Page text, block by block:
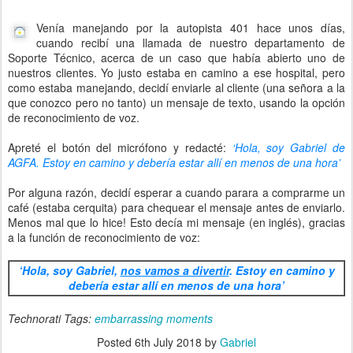
Venía manejando por la autopista 401 hace unos días,
cuando recibí una llamada de nuestro departamento de
Soporte Técnico, acerca de un caso que había abierto uno de
nuestros clientes. Yo justo estaba en camino a ese hospital, pero
como estaba manejando, decidí enviarle al cliente (una señora a la
que conozco pero no tanto) un mensaje de texto, usando la opción
de reconocimiento de voz.
Apreté el botón del micrófono y redacté: ‘Hola, soy Gabriel de
AGFA. Estoy en camino y debería estar allí en menos de una hora’
Por alguna razón, decidí esperar a cuando parara a comprarme un
café (estaba cerquita) para chequear el mensaje antes de enviarlo.
Menos mal que lo hice! Esto decía mi mensaje (en inglés), gracias
a la función de reconocimiento de voz:
‘Hola, soy Gabriel, nos vamos a divertir. Estoy en camino y
debería estar allí en menos de una hora’
Technorati Tags: embarrassing moments
Posted 6th July 2018 by Gabriel